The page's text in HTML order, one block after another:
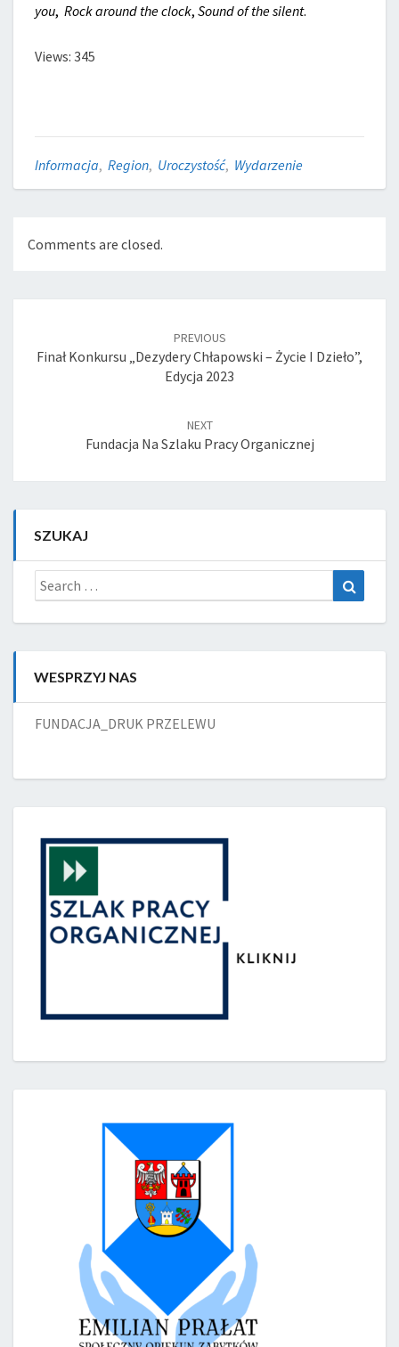
you, Rock around the clock, Sound of the silent.
Views: 345
Informacja, Region, Uroczystość, Wydarzenie
Comments are closed.
PREVIOUS
Finał Konkursu „Dezydery Chłapowski – Życie I Dzieło”,
Edycja 2023
NEXT
Fundacja Na Szlaku Pracy Organicznej
SZUKAJ
Search
for:
WESPRZYJ NAS
FUNDACJA_DRUK PRZELEWU